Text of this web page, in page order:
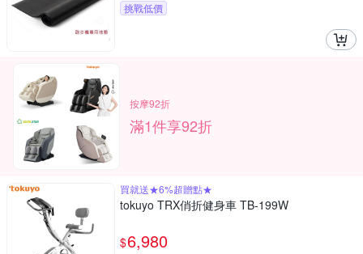
挑戰低價
按摩92折
滿1件享92折
買就送★6%超贈點★
tokuyo TRX俏折健身車 TB-199W
$6,980